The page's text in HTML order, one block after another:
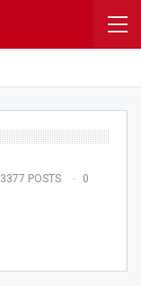
3377 POSTS
0